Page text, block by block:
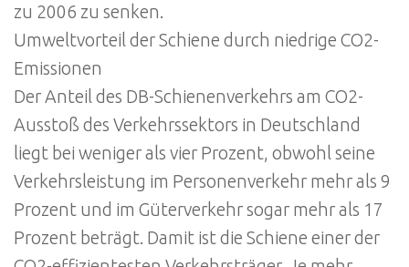
zu 2006 zu senken.
Umweltvorteil der Schiene durch niedrige CO2-
Emissionen
Der Anteil des DB-Schienenverkehrs am CO2-
Ausstoß des Verkehrssektors in Deutschland
liegt bei weniger als vier Prozent, obwohl seine
Verkehrsleistung im Personenverkehr mehr als 9
Prozent und im Güterverkehr sogar mehr als 17
Prozent beträgt. Damit ist die Schiene einer der